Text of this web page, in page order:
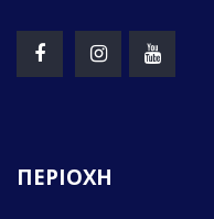
ΠΕΡΙΟΧΗ